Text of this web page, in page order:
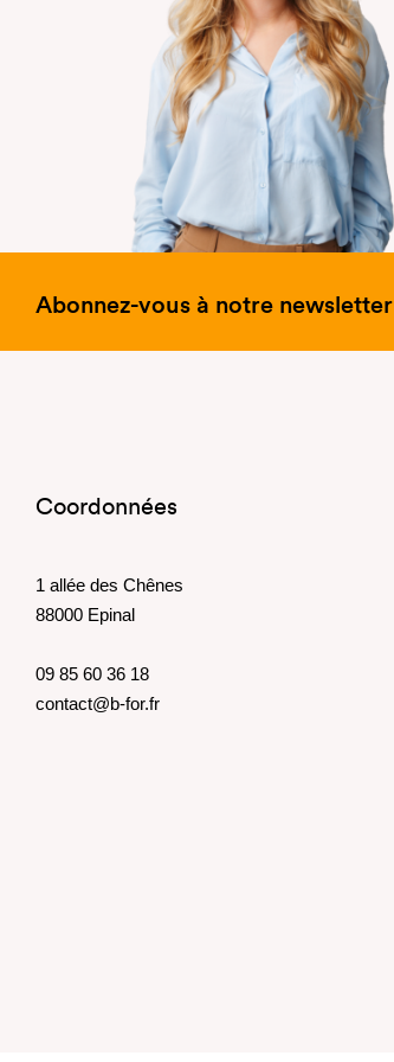
Abonnez-vous à notre newsletter
Coordonnées
1 allée des Chênes
88000 Epinal
09 85 60 36 18
contact@b-for.fr